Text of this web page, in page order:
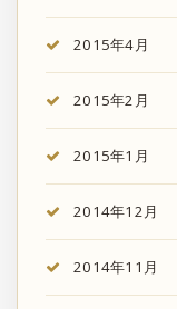
2015年4月
2015年2月
2015年1月
2014年12月
2014年11月